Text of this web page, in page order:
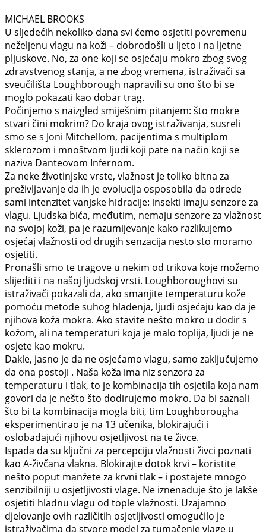
MICHAEL BROOKS
U sljedećih nekoliko dana svi ćemo osjetiti povremenu
neželjenu vlagu na koži – dobrodošli u ljeto i na ljetne
pljuskove. No, za one koji se osjećaju mokro zbog svog
zdravstvenog stanja, a ne zbog vremena, istraživači sa
sveučilišta Loughborough napravili su ono što bi se
moglo pokazati kao dobar trag.
Počinjemo s naizgled smiješnim pitanjem: što mokre
stvari čini mokrim? Do kraja ovog istraživanja, susreli
smo se s Joni Mitchellom, pacijentima s multiplom
sklerozom i mnoštvom ljudi koji pate na način koji se
naziva Danteovom Infernom.
Za neke životinjske vrste, vlažnost je toliko bitna za
preživljavanje da ih je evolucija osposobila da odrede
sami intenzitet vanjske hidracije: insekti imaju senzore za
vlagu. Ljudska bića, međutim, nemaju senzore za vlažnost
na svojoj koži, pa je razumijevanje kako razlikujemo
osjećaj vlažnosti od drugih senzacija nesto sto moramo
osjetiti.
Pronašli smo te tragove u nekim od trikova koje možemo
slijediti i na našoj ljudskoj vrsti. Loughboroughovi su
istraživači pokazali da, ako smanjite temperaturu kože
pomoću metode suhog hlađenja, ljudi osjećaju kao da je
njihova koža mokra. Ako stavite nešto mokro u dodir s
kožom, ali na temperaturi koja je malo toplija, ljudi je ne
osjete kao mokru.
Dakle, jasno je da ne osjećamo vlagu, samo zaključujemo
da ona postoji . Naša koža ima niz senzora za
temperaturu i tlak, to je kombinacija tih osjetila koja nam
govori da je nešto što dodirujemo mokro. Da bi saznali
što bi ta kombinacija mogla biti, tim Loughborougha
eksperimentirao je na 13 učenika, blokirajući i
oslobađajući njihovu osjetljivost na te živce.
Ispada da su ključni za percepciju vlažnosti živci poznati
kao A-živčana vlakna. Blokirajte dotok krvi – koristite
nešto poput manžete za krvni tlak – i postajete mnogo
senzibilniji u osjetljivosti vlage. Ne iznenađuje što je lakše
osjetiti hladnu vlagu od tople vlažnosti. Uzajamno
djelovanje ovih različitih osjetljivosti omogućilo je
istraživačima da stvore model za tumačenje vlage u